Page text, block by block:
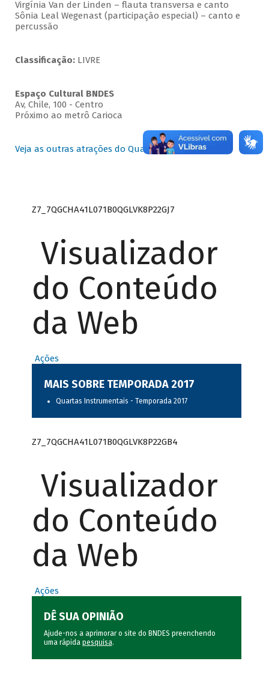
Virgínia Van der Linden – flauta transversa e canto
Sônia Leal Wegenast (participação especial) – canto e
percussão
Classificação:LIVRE
Espaço Cultural BNDES
Av, Chile, 100 - Centro
Próximo ao metrô Carioca
Veja as outras atrações do Quartas Instrumentais
Z7_7QGCHA41L071B0QGLVK8P22GJ7
Visualizador
do Conteúdo
da Web
Ações
MAIS SOBRE TEMPORADA 2017
Quartas Instrumentais - Temporada 2017
Z7_7QGCHA41L071B0QGLVK8P22GB4
Visualizador
do Conteúdo
da Web
Ações
DÊ SUA OPINIÃO
Ajude-nos a aprimorar o site do BNDES preenchendo
uma rápida pesquisa.